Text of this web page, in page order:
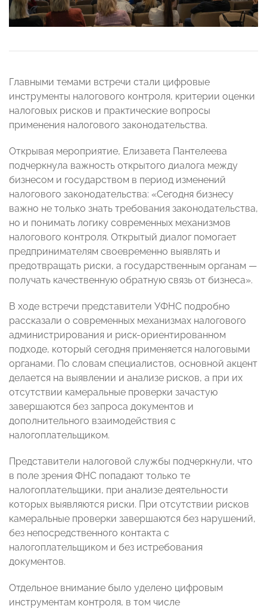
Главными темами встречи стали цифровые
инструменты налогового контроля, критерии оценки
налоговых рисков и практические вопросы
применения налогового законодательства.
Открывая мероприятие, Елизавета Пантелеева
подчеркнула важность открытого диалога между
бизнесом и государством в период изменений
налогового законодательства: «Сегодня бизнесу
важно не только знать требования законодательства,
но и понимать логику современных механизмов
налогового контроля. Открытый диалог помогает
предпринимателям своевременно выявлять и
предотвращать риски, а государственным органам —
получать качественную обратную связь от бизнеса».
В ходе встречи представители УФНС подробно
рассказали о современных механизмах налогового
администрирования и риск-ориентированном
подходе, который сегодня применяется налоговыми
органами. По словам специалистов, основной акцент
делается на выявлении и анализе рисков, а при их
отсутствии камеральные проверки зачастую
завершаются без запроса документов и
дополнительного взаимодействия с
налогоплательщиком.
Представители налоговой службы подчеркнули, что
в поле зрения ФНС попадают только те
налогоплательщики, при анализе деятельности
которых выявляются риски. При отсутствии рисков
камеральные проверки завершаются без нарушений,
без непосредственного контакта с
налогоплательщиком и без истребования
документов.
Отдельное внимание было уделено цифровым
инструментам контроля, в том числе